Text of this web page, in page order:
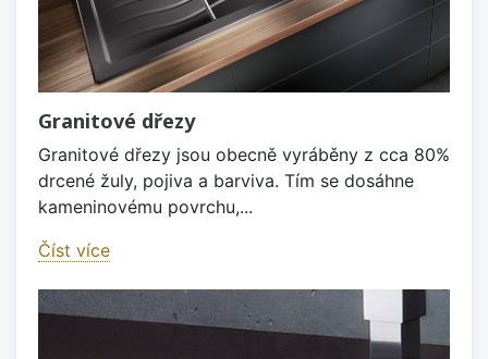
Granitové dřezy
Granitové dřezy jsou obecně vyráběny z cca 80%
drcené žuly, pojiva a barviva. Tím se dosáhne
kameninovému povrchu,...
Číst více